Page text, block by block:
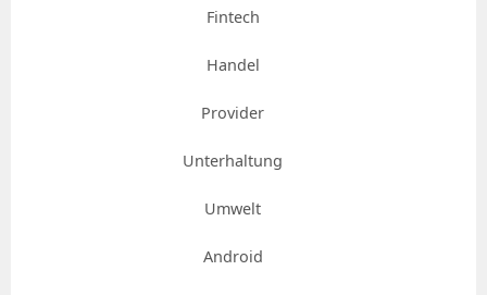
Fintech
Handel
Provider
Unterhaltung
Umwelt
Android